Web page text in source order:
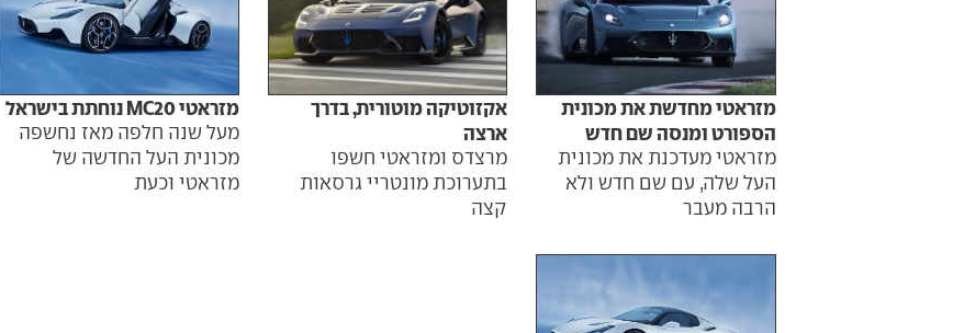
מזראטי מחדשת את מכונית
הספורט ומנסה שם חדש
מזראטי מעדכנת את מכונית
העל שלה, עם שם חדש ולא
הרבה מעבר
אקזוטיקה מוטורית, בדרך
ארצה
מרצדס ומזראטי חשפו
בתערוכת מונטריי גרסאות
קצה
מזראטי MC20 נוחתת בישראל
מעל שנה חלפה מאז נחשפה
מכונית העל החדשה של
מזראטי וכעת